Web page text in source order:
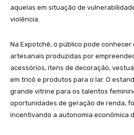
aquelas em situação de
violência.
Na Expotchê, o público pode conhecer
artesanais produzidas por
acessórios, itens de decoração,
em tricô e produtos para o lar. O
grande vitrine para os talentos
oportunidades de geração de renda,
incentivando a autonomia econômica